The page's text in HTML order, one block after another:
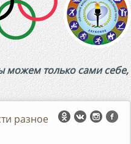
можем только сами себе,
разное